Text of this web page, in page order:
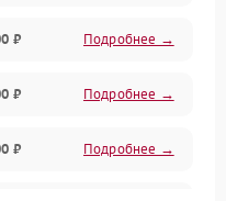
₽ Подробнее →
₽ Подробнее →
₽ Подробнее →